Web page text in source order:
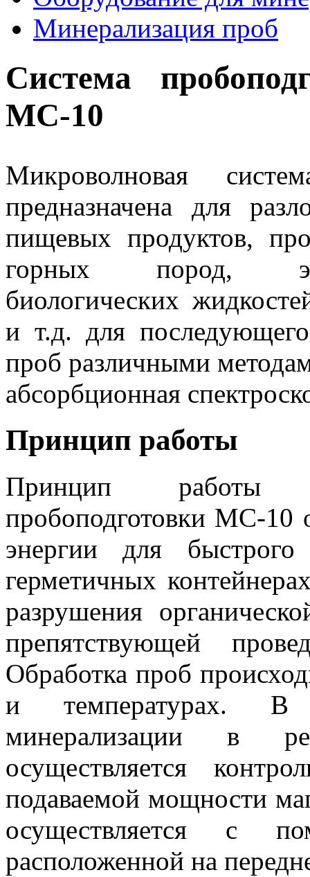
Минерализация проб
Система
МС-10
Микроволновая
предназначена для
пищевых продуктов,
горных пород,
биологических
и т.д. для последующего
проб различными
абсорбционная
Принцип работы
Принцип работы
пробоподготовки МС-10
энергии для
герметичных
разрушения
препятствующей
Обработка проб
и температурах. В
минерализации в
осуществляется
подаваемой мощности
осуществляется с
расположенной на